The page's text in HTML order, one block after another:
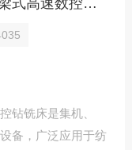
4035BOSM方滑枕大型龙门定梁式高速数控钻铣床
钻铣床是集机、
备，广泛应用于纺